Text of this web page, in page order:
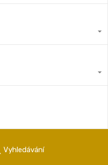
Vyhledávání